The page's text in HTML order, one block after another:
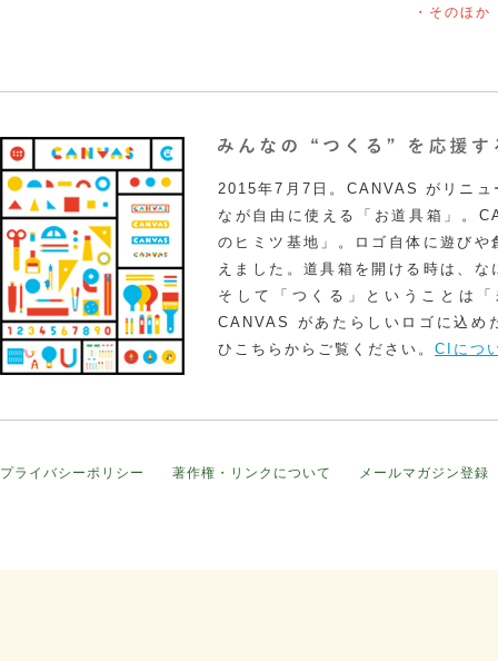
・そのほか
2015年7月7日。CANVAS がリニュ
なが自由に使える「お道具箱」。
のヒミツ基地」。ロゴ自体に遊び
えました。道具箱を開ける時は、
そして「つくる」ということは
CANVAS があたらしいロゴに込め
ひこちらからご覧ください。 CIにつ
プライバシーポリシー 著作権・リンクについて メールマガジン登録